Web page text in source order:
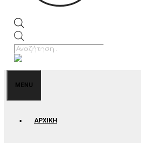
search
MENU
ΑΡΧΙΚΉ